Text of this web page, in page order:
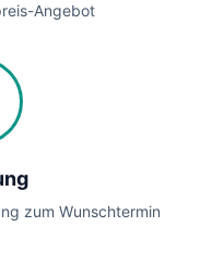
Angebot
zum Wunschtermin